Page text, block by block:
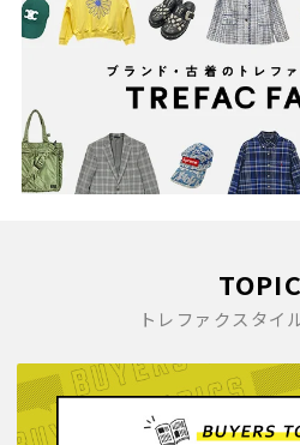
トレファクスタイ